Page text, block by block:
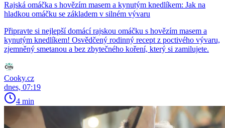
Rajská omáčka s hovězím masem a kynutým knedlíkem: Jak na
hladkou omáčku se základem v silném vývaru
Připravte si nejlepší domácí rajskou omáčku s hovězím masem a
kynutým knedlíkem! Osvědčený rodinný recept z poctivého vývaru,
zjemněný smetanou a bez zbytečného koření, který si zamilujete.
Cooky.cz
dnes, 07:19
4 min